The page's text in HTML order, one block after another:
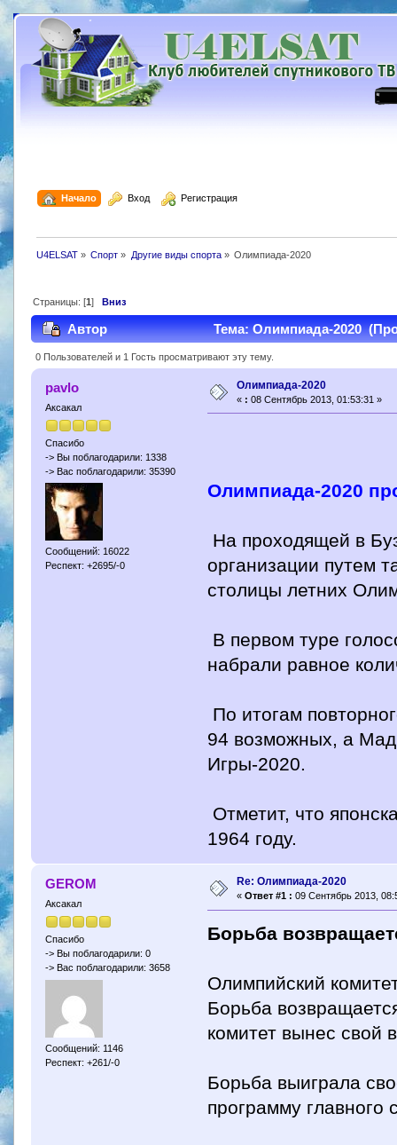
Начало Вход Регистрация
U4ELSAT» Спорт » Другие виды спорта» Олимпиада-2020
Страницы: [1] Вниз
Автор Тема: Олимпиада-2020
0 Пользователей и 1 Гость просматривают эту тему.
pavlo
Аксакал
Спасибо
-> Вы поблагодарили: 1338
-> Вас поблагодарили: 35390
Сообщений: 16022
Респект: +2695/-0
Олимпиада-2020
« : 08 Сентябрь 2013, 01:53:31 »
Олимпиада-2020
На проходящей в
организации путем
столицы летних
В первом туре
набрали равное
По итогам
94 возможных, а
Игры-2020.
Отметит, что
1964 году.
GEROM
Аксакал
Спасибо
-> Вы поблагодарили: 0
-> Вас поблагодарили: 3658
Сообщений: 1146
Респект: +261/-0
Re: Олимпиада-2020
« Ответ #1 : 09 Сентябрь 2013,
Борьба
Олимпийский
Борьба
комитет вынес свой
Борьба выиграла
программу главного